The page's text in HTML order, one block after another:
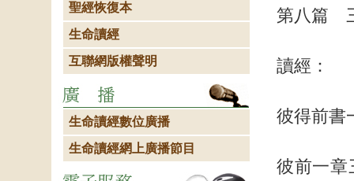
第八篇
讀經：
彼得前書
彼前一章
聖經恢復本
生命讀經
互聯網版權聲明
生命讀經數位廣播
生命讀經網上廣播節目